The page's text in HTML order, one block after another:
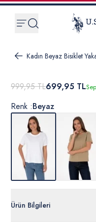
Kadın Beyaz Bisiklet
999,95 TL699,95 TL
Renk :Beyaz
Ürün Bilgileri